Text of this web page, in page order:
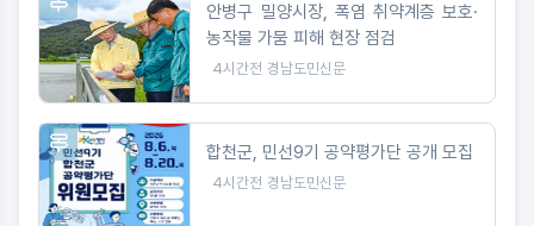
안병구 밀양시장, 폭염 취약계층 보호·
농작물 가뭄 피해 현장 점검
4시간전 경남도민신문
합천군, 민선9기 공약평가단 공개 모집
4시간전 경남도민신문